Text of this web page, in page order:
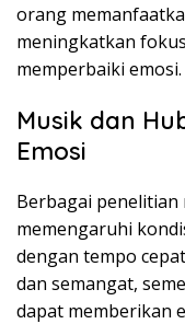
orang
meningkatkan
memperbaiki emosi.
Musik dan
Emosi
Berbagai
memengaruhi
dengan tempo
dan semangat,
dapat memberikan